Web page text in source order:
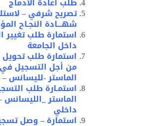
تصريح شرفي –
شهـــادة النجـاح
استمارة طلب تغيير
داخل الجامعة
استمارة طلب
من أجل التسجيل في
الماستر -لليسانس
استمـارة طلب
الماستر _الليسانس
داخلي
استمارة – وصل